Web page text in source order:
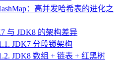
：高并发哈希表的进化之
与 JDK8 的架构差异
JDK7 分段锁架构
JDK8 数组 + 链表 + 红黑树